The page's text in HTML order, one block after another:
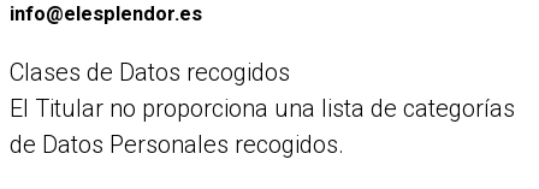
info@elesplendor.es
Clases de Datos recogidos
El Titular no proporciona una lista de categorías
de Datos Personales recogidos.